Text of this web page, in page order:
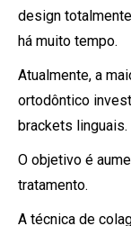
design
há muito tempo.
Atualmente, a
ortodôntico
brackets
O objetivo é
tratamento.
A técnica de